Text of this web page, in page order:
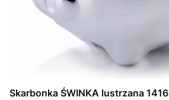
Skarbonka ŚWINKA lustrzana 1416